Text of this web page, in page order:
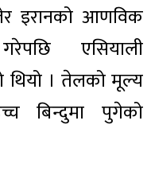
इरानको आणविक
एसियाली
। तेलको मूल्य
बिन्दुमा पुगेको